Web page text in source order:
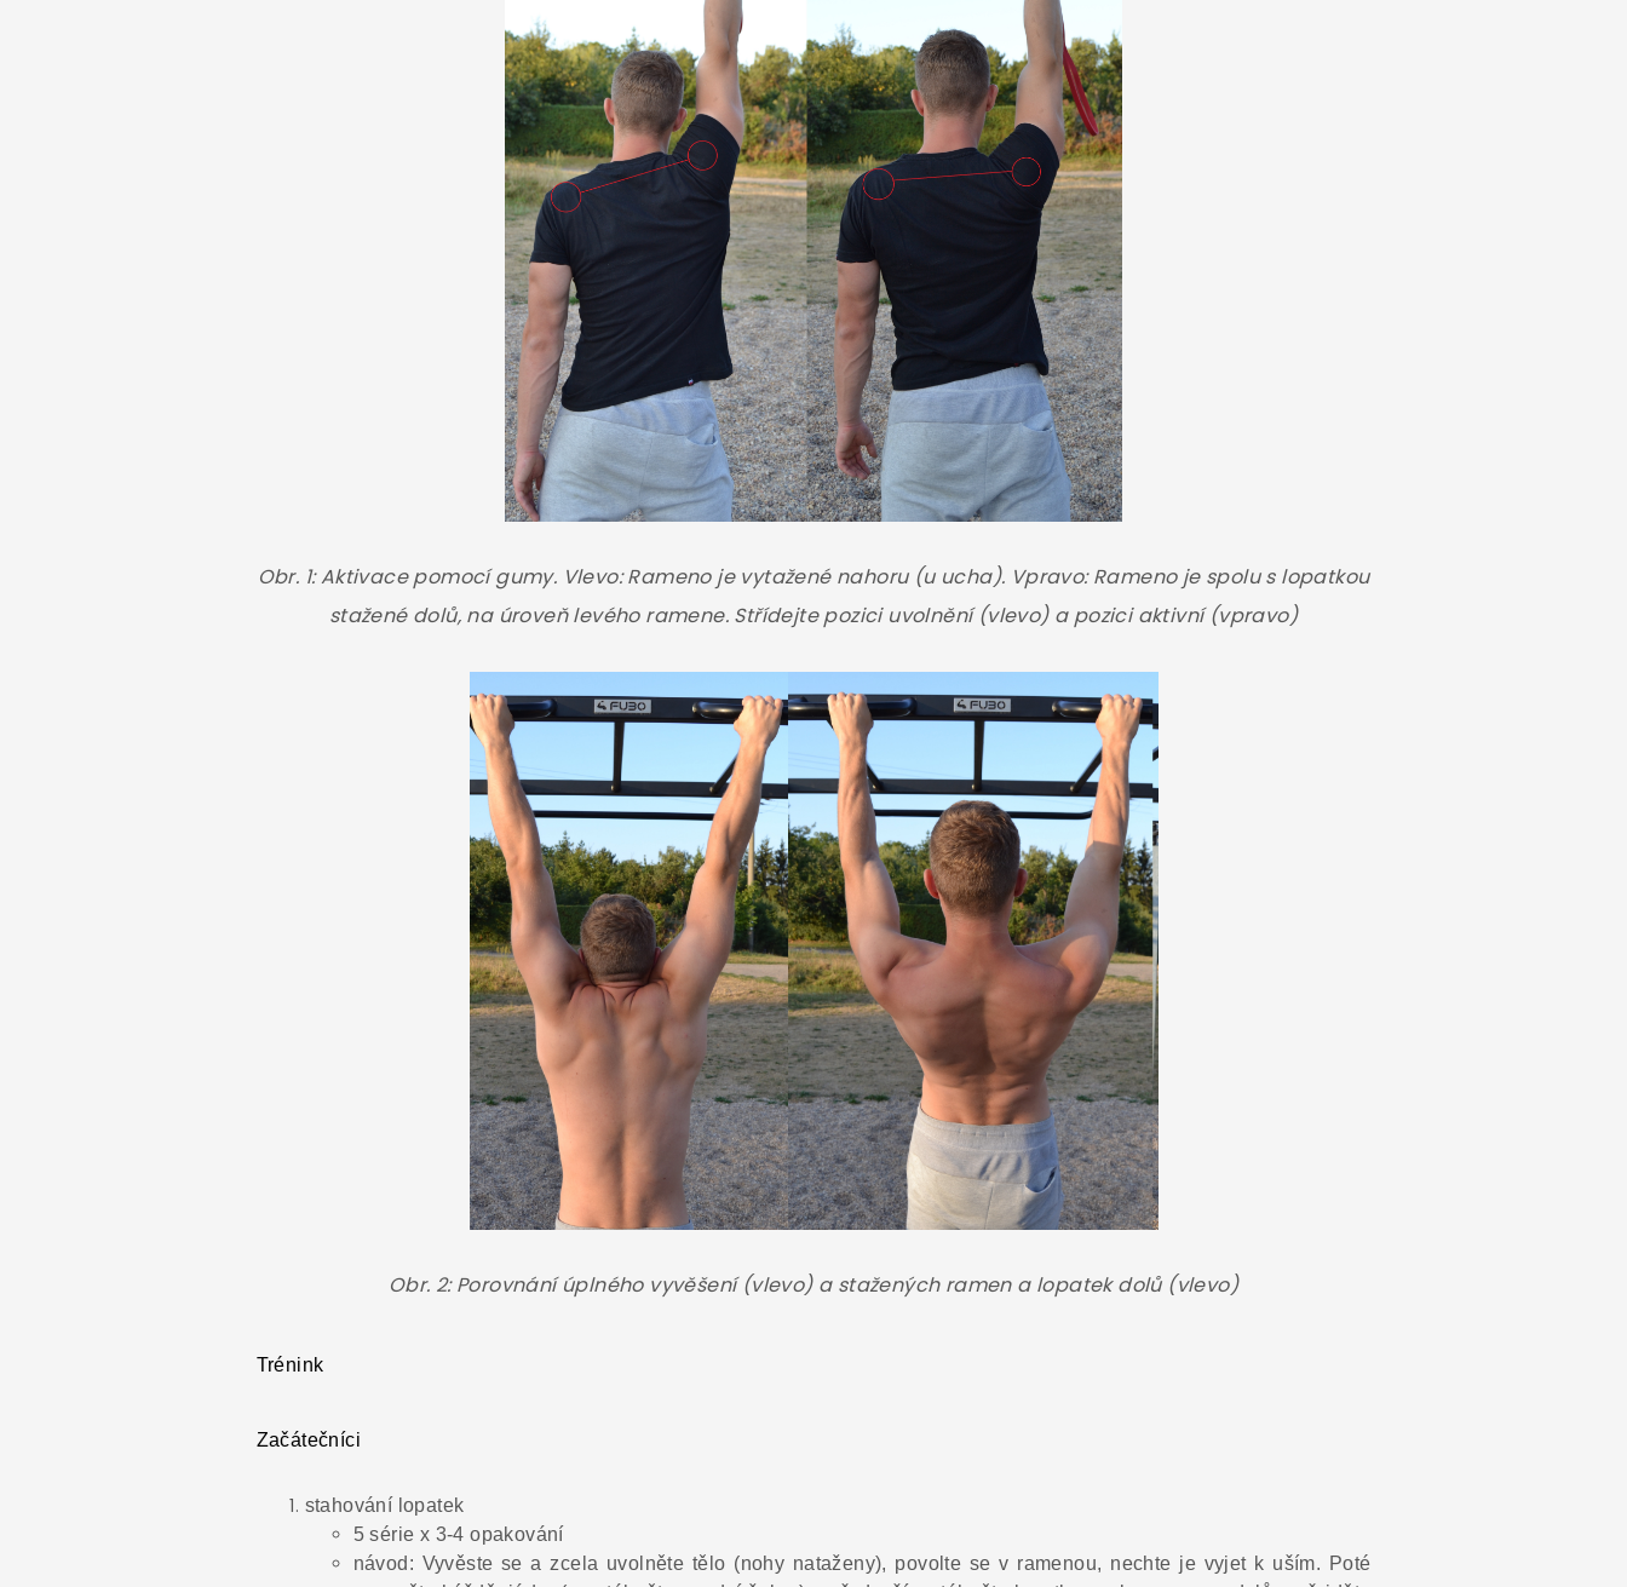
Obr. 1: Aktivace pomocí gumy. Vlevo: Rameno je vytažené nahoru (u ucha). Vpravo: Rameno je spolu s lopatkou
stažené dolů, na úroveň levého ramene. Střídejte pozici uvolnění (vlevo) a pozici aktivní (vpravo)
Obr. 2: Porovnání úplného vyvěšení (vlevo) a stažených ramen a lopatek dolů (vlevo)
Trénink
Začátečníci
stahování lopatek
5 série x 3-4 opakování
návod: Vyvěste se a zcela uvolněte tělo (nohy nataženy), povolte se v ramenou, nechte je vyjet k uším. Poté